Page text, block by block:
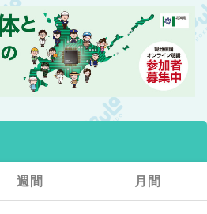
週間 月間